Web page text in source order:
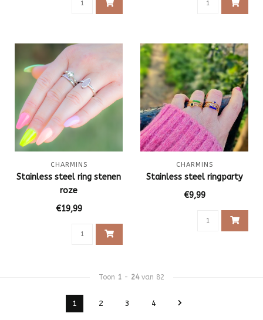
CHARMINS
Stainless steel ring stenen
roze
€19,99
CHARMINS
Stainless steel ringparty
€9,99
Toon 1 - 24van 82
1 2 3 4